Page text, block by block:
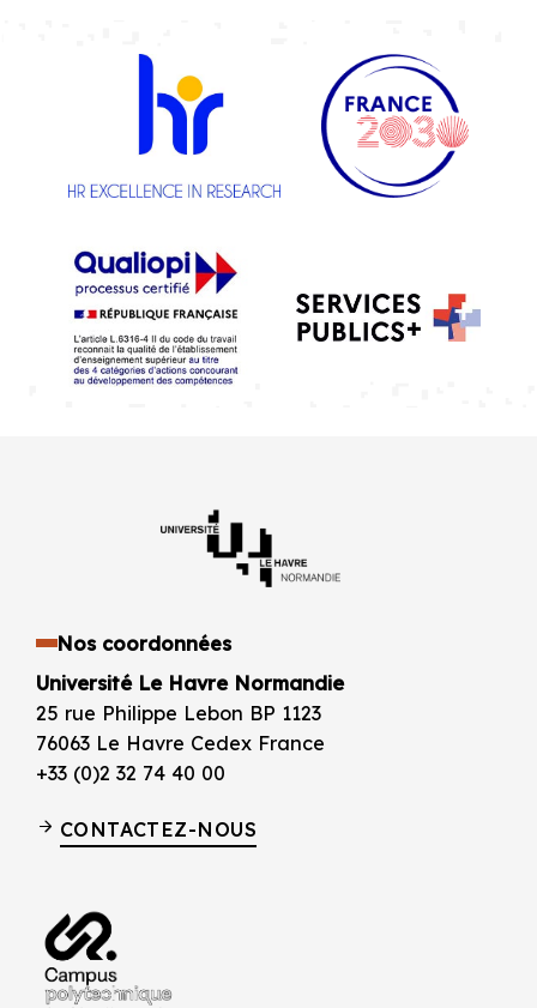
Nos coordonnées
Université Le Havre Normandie
25 rue Philippe Lebon BP 1123
76063 Le Havre Cedex France
+33 (0)2 32 74 40 00
CONTACTEZ-NOUS